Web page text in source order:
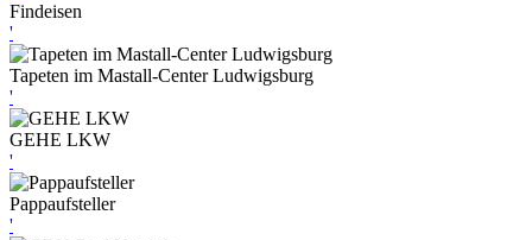
Findeisen
'
Tapeten im Mastall-Center Ludwigsburg
'
GEHE LKW
'
Pappaufsteller
'